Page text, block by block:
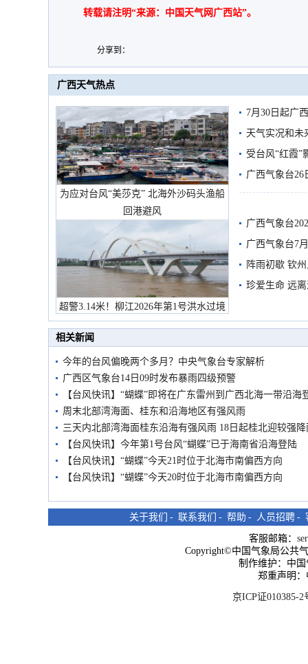
转载请注明“来源：中国天气网广西站”。
分享到：
广西天气热点
为应对台风“美莎克” 北海外沙码头渔船
回港避风
超警3.14米！柳江2026年第1号洪水过境
市民在堤岸见证汛况
7月30日起广
天气实况和未
受台风“红霞”
有较强降雨
广西气象台26
广西气象台
预警
广西气象台7
阵雨初歇 钦
珍爱生命 远
相关新闻
今年的台风偏晚两个多月？中央气象台专家解析
广西区气象台14日09时发布暴雨四级预警
【台风快讯】“蝴蝶”即将在广东雷州到广西北海一带沿海
周末北部湾海面、桂东和沿海地区有强风雨
三天内北部湾海面桂东沿海有强风雨 18日起桂北迎较强降
【台风快讯】今年第1号台风“蝴蝶”已于海南省沿海登陆
【台风快讯】“蝴蝶”今天21时位于北海市南偏西方向
【台风快讯】“蝴蝶”今天20时位于北海市南偏西方向
关于我们 - 联系我们 - 帮助 - 人员招聘 -
客服邮箱：
Copyright©中国气象局公共
制作维护：中
郑重声明
京ICP证010385-2